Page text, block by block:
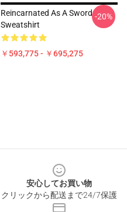
Reincarnated As A Sword
Sweatshirt
￥593,775 - ￥695,275
-20%
安心してお買い物
クリックから配送まで24/7保護